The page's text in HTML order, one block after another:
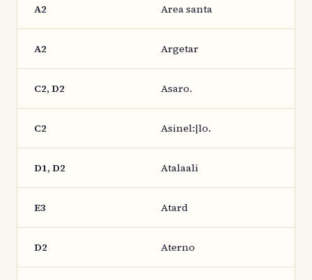
A2 Area santa
A2 Argetar
C2, D2 Asaro.
C2 Asinel:|lo.
D1, D2 Atalaali
E3 Atard
D2 Aterno